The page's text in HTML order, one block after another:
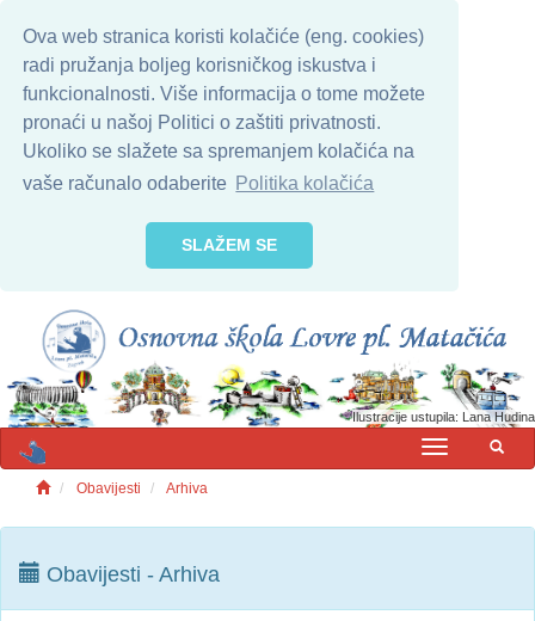
Ova web stranica koristi kolačiće (eng. cookies)
radi pružanja boljeg korisničkog iskustva i
funkcionalnosti. Više informacija o tome možete
pronaći u našoj Politici o zaštiti privatnosti.
Ukoliko se slažete sa spremanjem kolačića na
vaše računalo odaberite Politika kolačića
SLAŽEM SE
Ilustracije ustupila: Lana Hudina
MENU
Obavijesti Arhiva
Obavijesti - Arhiva